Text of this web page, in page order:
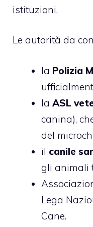
istituzioni.
Le autorità da
la Polizia
la ASL
canina),
del
il canile
gli animali
Lega
Cane.